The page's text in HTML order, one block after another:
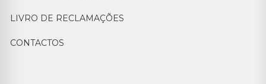
LIVRO DE RECLAMAÇÕES
CONTACTOS